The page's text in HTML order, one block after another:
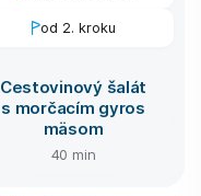
od 2. kroku
Cestovinový šalát
s morčacím gyros
mäsom
40 min